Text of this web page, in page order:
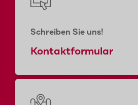
Schreiben Sie uns!
Kontaktformular